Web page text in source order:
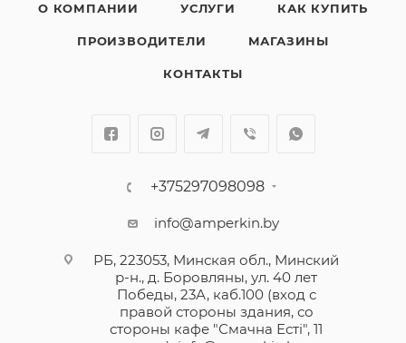
О КОМПАНИИ УСЛУГИ КАК КУПИТЬ
ПРОИЗВОДИТЕЛИ МАГАЗИНЫ
КОНТАКТЫ
+375297098098
info@amperkin.by
РБ, 223053, Минская обл., Минский
р-н., д. Боровляны, ул. 40 лет
Победы, 23А, каб.100 (вход с
правой стороны здания, со
стороны кафе "Смачна Естi", 11